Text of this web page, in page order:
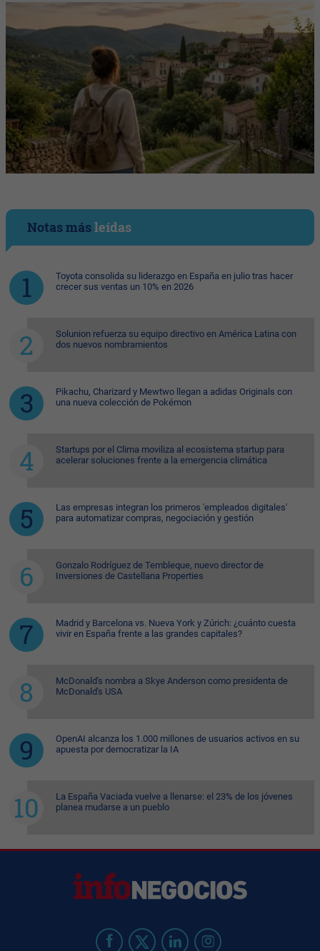
Notas másleídas
Toyota consolida su liderazgo en España en julio tras hacer
crecer sus ventas un 10% en 2026
Solunion refuerza su equipo directivo en América Latina con
dos nuevos nombramientos
Pikachu, Charizard y Mewtwo llegan a adidas Originals con
una nueva colección de Pokémon
Startups por el Clima moviliza al ecosistema startup para
acelerar soluciones frente a la emergencia climática
Las empresas integran los primeros 'empleados digitales'
para automatizar compras, negociación y gestión
Gonzalo Rodríguez de Tembleque, nuevo director de
Inversiones de Castellana Properties
Madrid y Barcelona vs. Nueva York y Zúrich: ¿cuánto cuesta
vivir en España frente a las grandes capitales?
McDonald's nombra a Skye Anderson como presidenta de
McDonald's USA
OpenAI alcanza los 1.000 millones de usuarios activos en su
apuesta por democratizar la IA
La España Vaciada vuelve a llenarse: el 23% de los jóvenes
planea mudarse a un pueblo